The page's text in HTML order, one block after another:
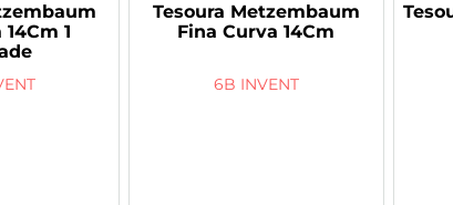
1
Tesoura Metzembaum
Fina Curva 14Cm
6B INVENT